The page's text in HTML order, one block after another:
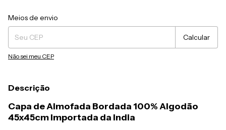
Entregas para o CEP:
Meios de envio
Calcular
Não sei meu CEP
Descrição
Capa de Almofada Bordada 100% Algodão
45x45cm Importada da India